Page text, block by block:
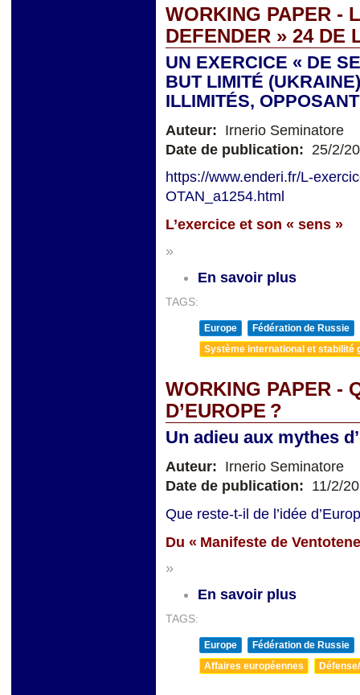
WORKING PAPER -
DEFENDER » 24 DE
UN EXERCICE « DE
BUT LIMITÉ
ILLIMITÉS,
Auteur: Irnerio Seminatore
Date de publication: 25/2/
https://www.enderi.fr/L-
OTAN_a1254.html
L’exercice et son « sens »
»
En savoir plus
TAGS:
Europe
Fédération de Russie
Système international et stabilité
WORKING PAPER -
D’EUROPE ?
Un adieu aux mythes
Auteur: Irnerio Seminatore
Date de publication: 11/2/
Que reste-t-il de l’idée
Du « Manifeste de
»
En savoir plus
TAGS:
Europe
Fédération de Russie
Affaires européennes